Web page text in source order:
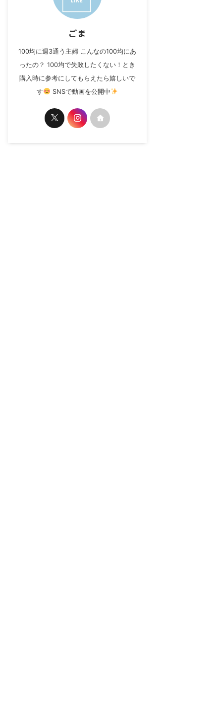
ごま
100均に週3通う主婦 こんなの100均にあ
ったの？ 100均で失敗したくない！とき
購入時に参考にしてもらえたら嬉しいで
す
SNSで動画を公開中